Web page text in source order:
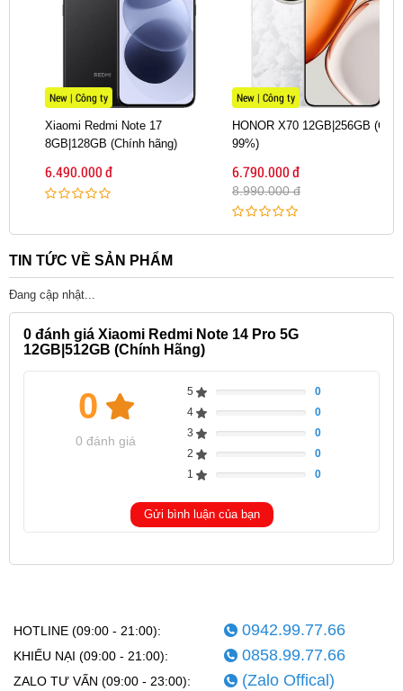
Camera: Camera chính 200MP - chụp gì cũng chi
tiết
Không thể không nhắc đến camera chính 200MP –
ngôi sao của Redmi Note 14 Pro 5G 512GB. Cảm
biến độ phân giải cực cao này được tích hợp công
nghệ chống rung quang học (OIS), giúp ảnh chụp ổn
định, rõ nét ngay cả khi chụp thiếu sáng hoặc đang di
chuyển.
Ngoài ra, máy còn sở hữu camera góc siêu rộng 8MP,
New | Công ty
Xiaomi Redmi Note 17
8GB|128GB (Chính hãng)
6.490.000 đ
New | Công ty
HONOR X70 12GB|256GB (Cũ
99%)
6.790.000 đ
8.990.000 đ
TIN TỨC VỀ SẢN PHẨM
Đang cập nhật...
0 đánh giá Xiaomi Redmi Note 14 Pro 5G
12GB|512GB (Chính Hãng)
0
0 đánh giá
5
0
4
0
3
0
2
0
1
0
Gửi bình luận của bạn
HOTLINE (09:00 - 21:00): 0942.99.77.66
KHIẾU NẠI (09:00 - 21:00): 0858.99.77.66
ZALO TƯ VẤN (09:00 - 23:00): (Zalo Offical)